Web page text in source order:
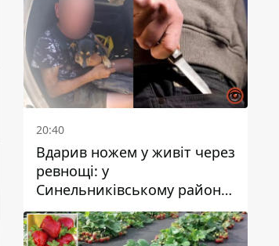
20:40
Вдарив ножем у живіт через
ревнощі: у
Синельниківському районі
затримали 49-річного
чоловіка за вбивство